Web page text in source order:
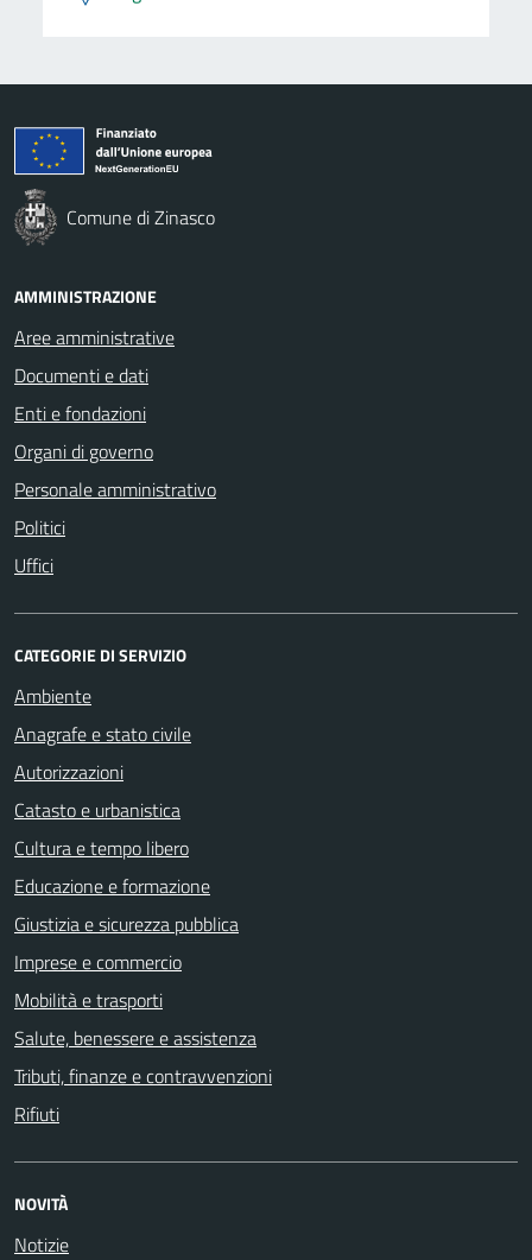
Comune di Zinasco
AMMINISTRAZIONE
Aree amministrative
Documenti e dati
Enti e fondazioni
Organi di governo
Personale amministrativo
Politici
Uffici
CATEGORIE DI SERVIZIO
Ambiente
Anagrafe e stato civile
Autorizzazioni
Catasto e urbanistica
Cultura e tempo libero
Educazione e formazione
Giustizia e sicurezza pubblica
Imprese e commercio
Mobilità e trasporti
Salute, benessere e assistenza
Tributi, finanze e contravvenzioni
Rifiuti
NOVITÀ
Notizie